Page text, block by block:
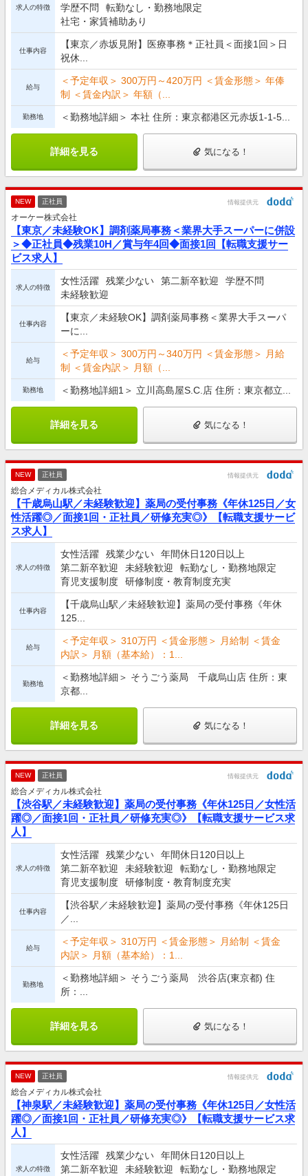
求人の特徴 学歴不問
転勤なし・勤務地限定
社宅・家賃補助あり
仕事内容
【東京／赤坂見附】医療事務＊正社員＜面接1回＞日
祝休...
給与
＜予定年収＞ 300万円～420万円 ＜賃金形態＞ 年俸
制 ＜賃金内訳＞ 年額（...
勤務地 ＜勤務地詳細＞ 本社 住所：東京都港区元赤坂1-1-5...
詳細を見る 気になる！
NEW 正社員 情報提供元
オーケー株式会社
【東京／未経験OK】調剤薬局事務＜業界大手スーパーに併設
＞◆正社員◆残業10H／賞与年4回◆面接1回【転職支援サー
ビス求人】
求人の特徴
女性活躍 残業少ない 第二新卒歓迎
学歴不問
未経験歓迎
仕事内容
【東京／未経験OK】調剤薬局事務＜業界大手スーパ
ーに...
給与
＜予定年収＞ 300万円～340万円 ＜賃金形態＞ 月給
制 ＜賃金内訳＞ 月額（...
勤務地 ＜勤務地詳細1＞ 立川高島屋S.C.店 住所：東京都立...
詳細を見る 気になる！
NEW 正社員 情報提供元
総合メディカル株式会社
【千歳烏山駅／未経験歓迎】薬局の受付事務《年休125日／女
性活躍◎／面接1回・正社員／研修充実◎》【転職支援サービ
ス求人】
求人の特徴
女性活躍 残業少ない
年間休日120日以上
第二新卒歓迎
未経験歓迎
転勤なし・勤務地限定
育児支援制度
研修制度・教育制度充実
仕事内容
【千歳烏山駅／未経験歓迎】薬局の受付事務《年休
125...
給与
＜予定年収＞ 310万円 ＜賃金形態＞ 月給制 ＜賃金
内訳＞ 月額（基本給）：1...
勤務地
＜勤務地詳細＞ そうごう薬局 千歳烏山店 住所：東
京都...
詳細を見る 気になる！
NEW 正社員 情報提供元
総合メディカル株式会社
【渋谷駅／未経験歓迎】薬局の受付事務《年休125日／女性活
躍◎／面接1回・正社員／研修充実◎》【転職支援サービス求
人】
求人の特徴
女性活躍 残業少ない
年間休日120日以上
第二新卒歓迎
未経験歓迎
転勤なし・勤務地限定
育児支援制度
研修制度・教育制度充実
仕事内容
【渋谷駅／未経験歓迎】薬局の受付事務《年休125日
／...
給与
＜予定年収＞ 310万円 ＜賃金形態＞ 月給制 ＜賃金
内訳＞ 月額（基本給）：1...
勤務地
＜勤務地詳細＞ そうごう薬局 渋谷店(東京都) 住
所：...
詳細を見る 気になる！
NEW 正社員 情報提供元
総合メディカル株式会社
【神泉駅／未経験歓迎】薬局の受付事務《年休125日／女性活
躍◎／面接1回・正社員／研修充実◎》【転職支援サービス求
人】
求人の特徴
女性活躍 残業少ない
年間休日120日以上
第二新卒歓迎
未経験歓迎
転勤なし・勤務地限定